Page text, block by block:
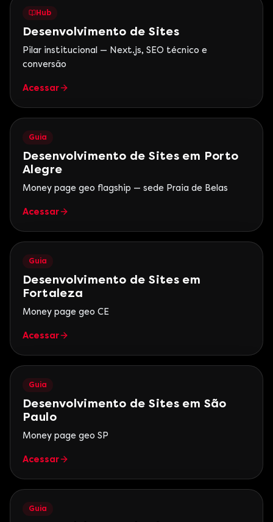
Hub
Desenvolvimento de Sites
Pilar institucional — Next.js, SEO técnico e
conversão
Acessar
Guia
Desenvolvimento de Sites em Porto
Alegre
Money page geo flagship — sede Praia de Belas
Acessar
Guia
Desenvolvimento de Sites em
Fortaleza
Money page geo CE
Acessar
Guia
Desenvolvimento de Sites em São
Paulo
Money page geo SP
Acessar
Guia